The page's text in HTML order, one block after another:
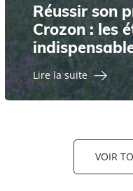
Réussir son
Crozon : les
Lire la suite
VOIR